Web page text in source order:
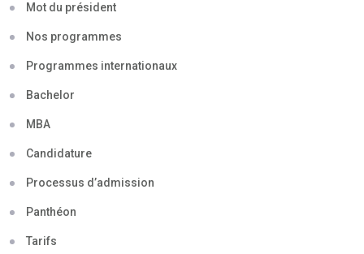
Mot du président
Nos programmes
Programmes internationaux
Bachelor
MBA
Candidature
Processus d’admission
Panthéon
Tarifs